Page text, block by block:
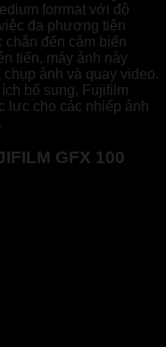
forrmat với độ
đa phương tiện
chắn đến cảm biến
tiến, máy ảnh này
ảnh và quay video.
bổ sung, Fujifilm
lực cho các nhiếp ảnh
GFX 100